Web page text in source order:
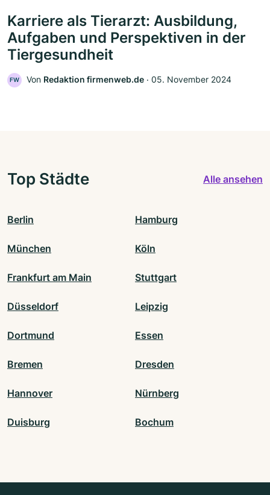
Karriere als Tierarzt: Ausbildung,
Aufgaben und Perspektiven in der
Tiergesundheit
FW Von Redaktion firmenweb.de ‧ 05. November 2024
Top Städte Alle ansehen
Berlin Hamburg
München Köln
Frankfurt am Main Stuttgart
Düsseldorf Leipzig
Dortmund Essen
Bremen Dresden
Hannover Nürnberg
Duisburg Bochum